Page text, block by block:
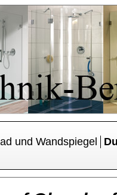
und Wandspiegel